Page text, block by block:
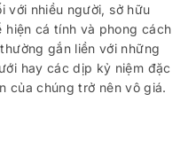
với nhiều người, sở hữu
cá tính và phong cách
gắn liền với những
hay các dịp kỷ niệm đặc
của chúng trở nên vô giá.